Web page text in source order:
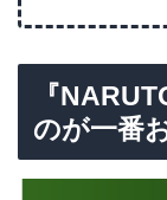
『
のが一番